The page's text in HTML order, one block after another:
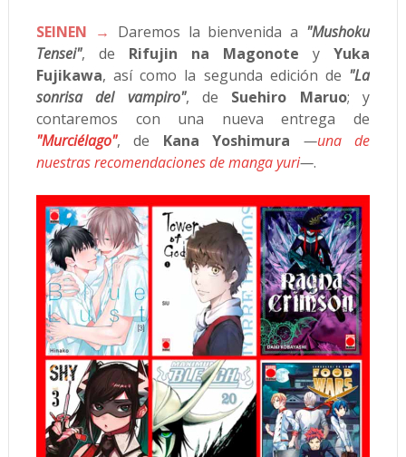
SEINEN → Daremos la bienvenida a "Mushoku
Tensei", de Rifujin na Magonote yYuka
Fujikawa, así como la segunda edición de "La
sonrisa del vampiro", de Suehiro Maruo; y
contaremos con una nueva entrega de
"Murciélago", de Kana Yoshimura —una de
nuestras recomendaciones de manga yuri—.